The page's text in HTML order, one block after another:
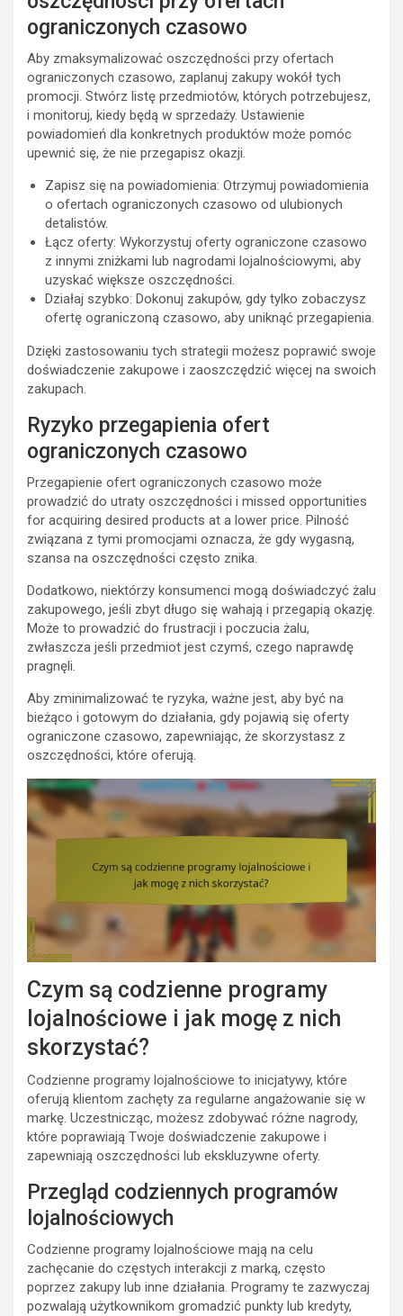
ograniczonych czasowo
Aby zmaksymalizować oszczędności przy ofertach
ograniczonych czasowo, zaplanuj zakupy wokół tych
promocji. Stwórz listę przedmiotów, których potrzebujesz,
i monitoruj, kiedy będą w sprzedaży. Ustawienie
powiadomień dla konkretnych produktów może pomóc
upewnić się, że nie przegapisz okazji.
Zapisz się na powiadomienia: Otrzymuj powiadomienia
o ofertach ograniczonych czasowo od ulubionych
detalistów.
Łącz oferty: Wykorzystuj oferty ograniczone czasowo
z innymi zniżkami lub nagrodami lojalnościowymi, aby
uzyskać większe oszczędności.
Działaj szybko: Dokonuj zakupów, gdy tylko zobaczysz
ofertę ograniczoną czasowo, aby uniknąć przegapienia.
Dzięki zastosowaniu tych strategii możesz poprawić swoje
doświadczenie zakupowe i zaoszczędzić więcej na swoich
zakupach.
Ryzyko przegapienia ofert
ograniczonych czasowo
Przegapienie ofert ograniczonych czasowo może
prowadzić do utraty oszczędności i missed opportunities
for acquiring desired products at a lower price. Pilność
związana z tymi promocjami oznacza, że gdy wygasną,
szansa na oszczędności często znika.
Dodatkowo, niektórzy konsumenci mogą doświadczyć żalu
zakupowego, jeśli zbyt długo się wahają i przegapią okazję.
Może to prowadzić do frustracji i poczucia żalu,
zwłaszcza jeśli przedmiot jest czymś, czego naprawdę
pragnęli.
Aby zminimalizować te ryzyka, ważne jest, aby być na
bieżąco i gotowym do działania, gdy pojawią się oferty
ograniczone czasowo, zapewniając, że skorzystasz z
oszczędności, które oferują.
Czym są codzienne programy
lojalnościowe i jak mogę z nich
skorzystać?
Codzienne programy lojalnościowe to inicjatywy, które
oferują klientom zachęty za regularne angażowanie się w
markę. Uczestnicząc, możesz zdobywać różne nagrody,
które poprawiają Twoje doświadczenie zakupowe i
zapewniają oszczędności lub ekskluzywne oferty.
Przegląd codziennych programów
lojalnościowych
Codzienne programy lojalnościowe mają na celu
zachęcanie do częstych interakcji z marką, często
poprzez zakupy lub inne działania. Programy te zazwyczaj
pozwalają użytkownikom gromadzić punkty lub kredyty,